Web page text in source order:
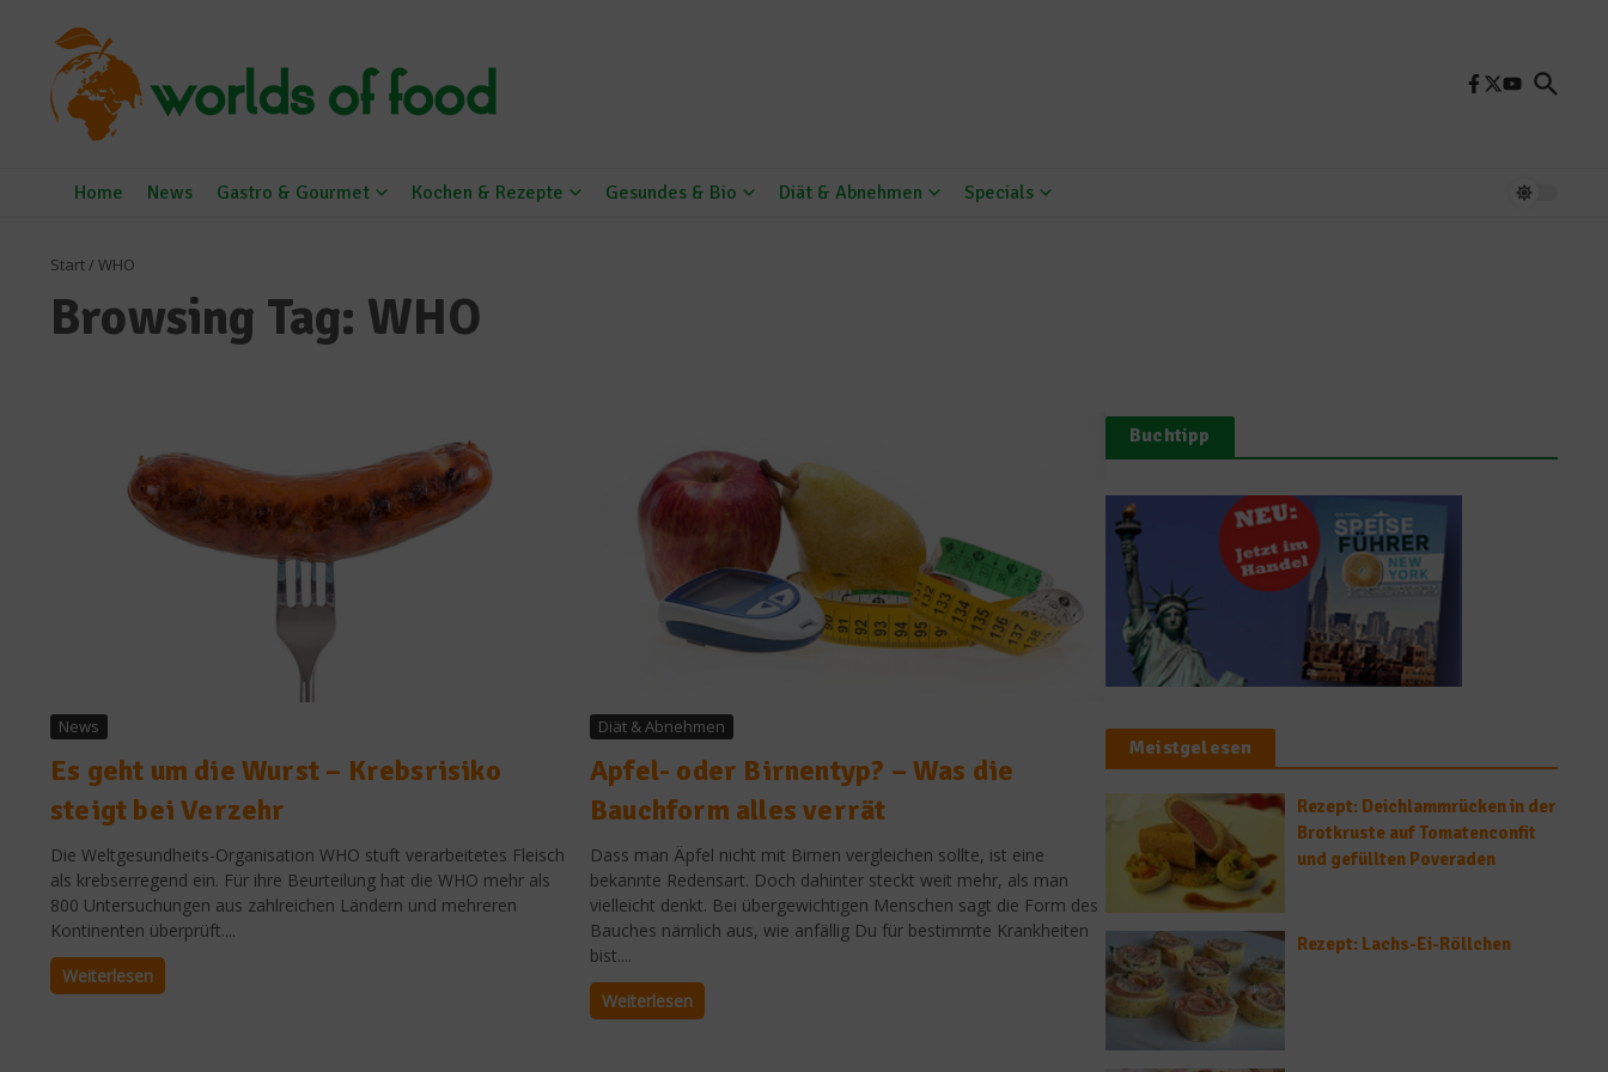
Home News Gastro & Gourmet Kochen & Rezepte Gesundes & Bio Diät & Abnehmen Specials
Start/ WHO
Browsing Tag: WHO
News
Es geht um die Wurst – Krebsrisiko
steigt bei Verzehr
Die Weltgesundheits-Organisation WHO stuft verarbeitetes Fleisch
als krebserregend ein. Für ihre Beurteilung hat die WHO mehr als
800 Untersuchungen aus zahlreichen Ländern und mehreren
Kontinenten überprüft....
Weiterlesen
Diät & Abnehmen
Apfel- oder Birnentyp? – Was die
Bauchform alles verrät
Dass man Äpfel nicht mit Birnen vergleichen sollte, ist eine
bekannte Redensart. Doch dahinter steckt weit mehr, als man
vielleicht denkt. Bei übergewichtigen Menschen sagt die Form des
Bauches nämlich aus, wie anfällig Du für bestimmte Krankheiten
bist....
Weiterlesen
Buchtipp
Meistgelesen
Rezept: Deichlammrücken in der
Brotkruste auf Tomatenconfit
und gefüllten Poveraden
Rezept: Lachs-Ei-Röllchen